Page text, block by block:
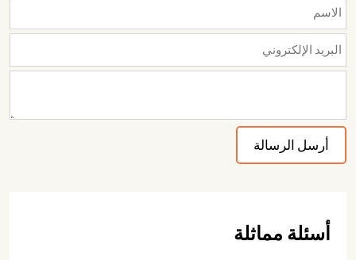
أسئلة مماثلة